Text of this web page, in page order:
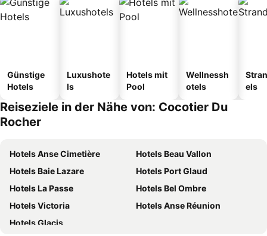
Günstige
Hotels
Luxushote
ls
Hotels mit
Pool
Wellnessh
otels
els
Reiseziele in der Nähe von: Cocotier Du
Rocher
Hotels Anse Cimetière
Hotels Beau Vallon
Hotels Baie Lazare
Hotels Port Glaud
Hotels La Passe
Hotels Bel Ombre
Hotels Victoria
Hotels Anse Réunion
Hotels Glacis